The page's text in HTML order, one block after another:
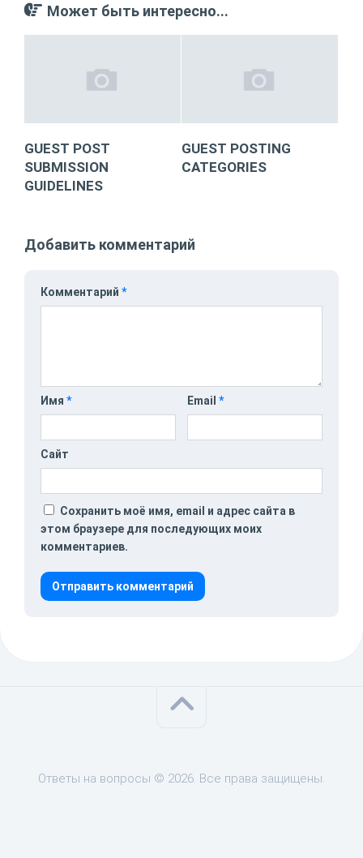
Может быть интересно...
GUEST POST
SUBMISSION
GUIDELINES
GUEST POSTING
CATEGORIES
Добавить комментарий
Комментарий *
Имя * Email *
Сайт
Сохранить моё имя, email и адрес сайта в
этом браузере для последующих моих
комментариев.
Ответы на вопросы © 2026. Все права защищены.